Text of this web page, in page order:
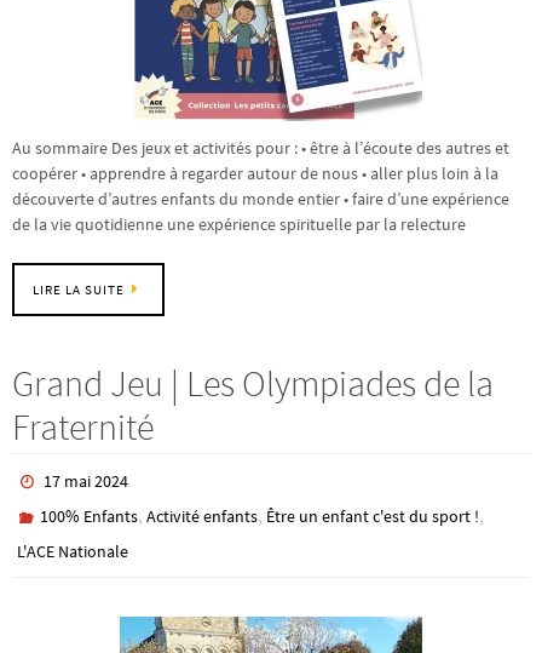
Au sommaire Des jeux et activités pour : • être à l’écoute des autres et
coopérer • apprendre à regarder autour de nous • aller plus loin à la
découverte d’autres enfants du monde entier • faire d’une expérience
de la vie quotidienne une expérience spirituelle par la relecture
LIRE LA SUITE
Grand Jeu | Les Olympiades de la
Fraternité
17 mai 2024
100% Enfants,Activité enfants, Être un enfant c'est du sport !,
L'ACE Nationale